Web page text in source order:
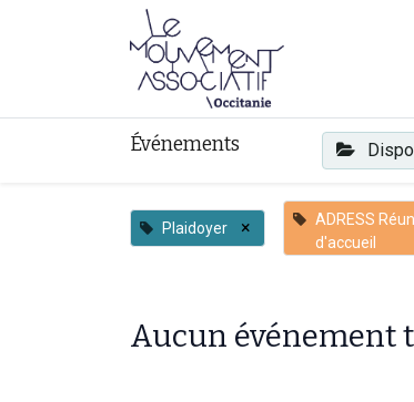
Événements
Plaidoyer ×
ADRESS
d'accueil
Aucun événement